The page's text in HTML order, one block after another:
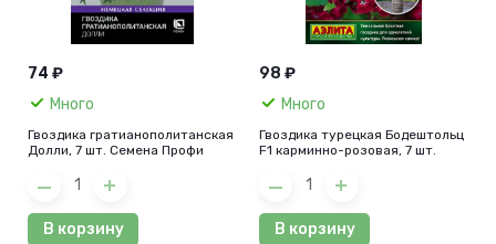
74 ₽
Много
Гвоздика гратианополитанская
Долли, 7 шт. Семена Профи
В корзину
98 ₽
Много
Гвоздика турецкая Бодештольц
F1 карминно-розовая, 7 шт.
В корзину